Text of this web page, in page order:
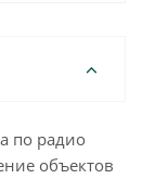
по радио
объектов